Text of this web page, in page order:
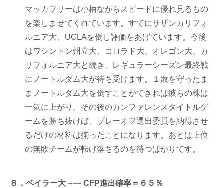
マッカフリーは小柄ながらスピードに優れ見るもの
を楽しませてくれています。すでにサザンカリフォ
ルニア大、UCLAを倒し評価をあげています。今後
はワシントン州立大、コロラド大、オレゴン大、カ
リフォルニア大と続き、レギュラーシーズン最終戦
にノートルダム大が待ち受けます。１敗を守ったま
まノートルダム大を倒すことができれば彼らの株は
一気に上がり、その後のカンファレンスタイトルゲ
ームを勝ち抜けば、プレーオフ選出委員を納得させ
るだけの材料は揃ったことになります。あとは上位
の無敗チームが転げ落ちるのを待つばかりです。
８．ベイラー大 −−− CFP進出確率＝６５％